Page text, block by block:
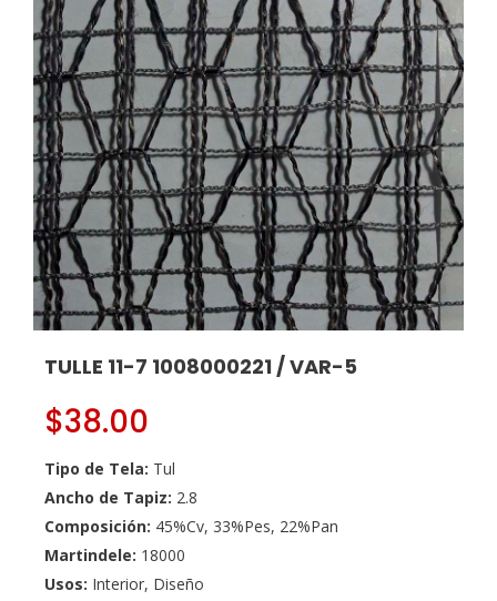
TULLE 11-7 1008000221 / VAR-5
$38.00
Tipo de Tela: Tul
Ancho de Tapiz: 2.8
Composición: 45%Cv, 33%Pes, 22%Pan
Martindele: 18000
Usos: Interior, Diseño